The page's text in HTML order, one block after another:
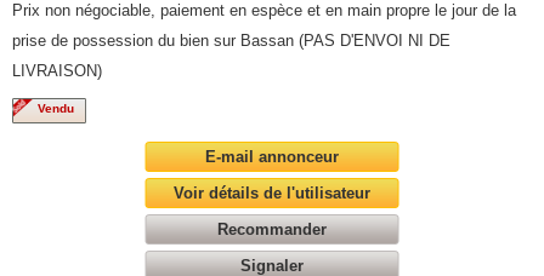
Prix non négociable, paiement en espèce et en main propre le jour de la
prise de possession du bien sur Bassan (PAS D'ENVOI NI DE
LIVRAISON)
Vendu
E-mail annonceur
Voir détails de l'utilisateur
Recommander
Signaler